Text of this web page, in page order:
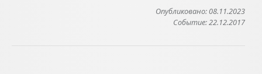
Опубликовано: 08.11.2023
Событие: 22.12.2017